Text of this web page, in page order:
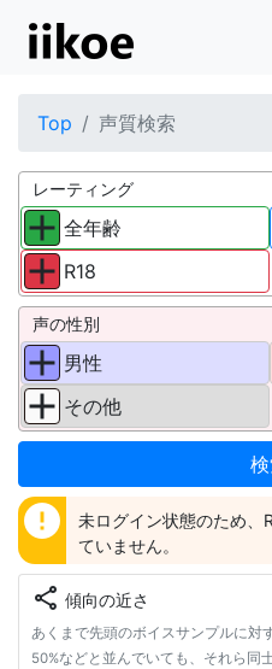
Top 声質検索
レーティング
全年齢
R18
声の性別
男性
その他
error
未ログイン状態のため、
ていません。
share 傾向の近さ
あくまで先頭のボイスサンプルに対
50%などと並んでいても、それら同